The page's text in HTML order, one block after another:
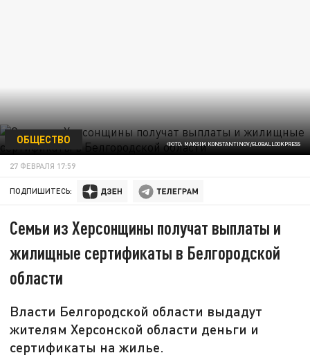
ФОТО: MAKSIM KONSTANTINOV/GLOBALLOOKPRESS
ОБЩЕСТВО
27 ФЕВРАЛЯ 17:59
ПОДПИШИТЕСЬ:
Семьи из Херсонщины получат выплаты и
жилищные сертификаты в Белгородской
области
Власти Белгородской области выдадут
жителям Херсонской области деньги и
сертификаты на жилье.